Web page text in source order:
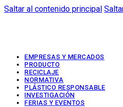
Saltar al contenido principal
EMPRESAS Y MERCADOS
PRODUCTO
RECICLAJE
NORMATIVA
PLÁSTICO RESPONSABLE
INVESTIGACIÓN
FERIAS Y EVENTOS